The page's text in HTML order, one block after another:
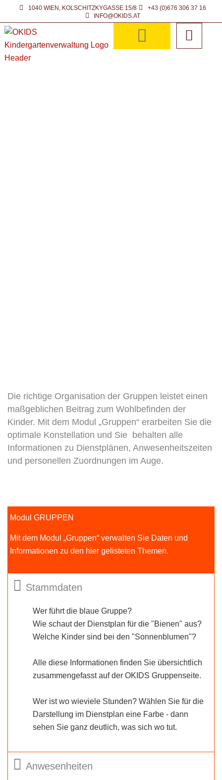
springen
1040 WIEN, KOLSCHITZKYGASSE 15/8
+43 (0)676 306 37 16
INFO@OKIDS.AT
Die richtige Organisation der Gruppen leistet einen
maßgeblichen Beitrag zum Wohlbefinden der
Kinder. Mit dem Modul „Gruppen“ erarbeiten Sie die
optimale Konstellation und Sie behalten alle
Informationen zu Dienstplänen, Anwesenheitszeiten
und personellen Zuordnungen im Auge.
Modul GRUPPEN
Mit dem Modul „Gruppen“ verwalten Sie Daten und
Informationen zu den hier gelisteten Themen.
Stammdaten
Wer führt die blaue Gruppe?
Wie schaut der Dienstplan für die "Bienen" aus?
Welche Kinder sind bei den "Sonnenblumen"?
Alle diese Informationen finden Sie übersichtlich
zusammengefasst auf der OKIDS Gruppenseite.
Wer ist wo wieviele Stunden? Wählen Sie für die
Darstellung im Dienstplan eine Farbe - dann
sehen Sie ganz deutlich, was sich wo tut.
Anwesenheiten